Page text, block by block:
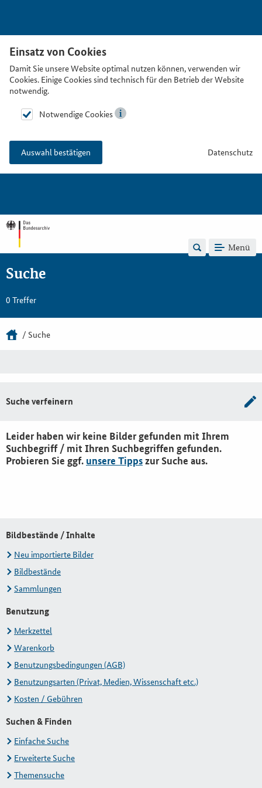
Einsatz von Cookies
Damit Sie unsere Website optimal nutzen können, verwenden wir
Cookies. Einige Cookies sind technisch für den Betrieb der Website
notwendig.
Notwendige Cookies
Auswahl bestätigen Datenschutz
Menü
Suche
0 Treffer
Suche
Suche verfeinern
Leider haben wir keine Bilder gefunden mit Ihrem
Suchbegriff / mit Ihren Suchbegriffen gefunden.
Probieren Sie ggf. unsere Tippszur Suche aus.
Bildbestände / Inhalte
Neu importierte Bilder
Bildbestände
Sammlungen
Benutzung
Merkzettel
Warenkorb
Benutzungsbedingungen (AGB)
Benutzungsarten (Privat, Medien, Wissenschaft etc.)
Kosten / Gebühren
Suchen & Finden
Einfache Suche
Erweiterte Suche
Themensuche